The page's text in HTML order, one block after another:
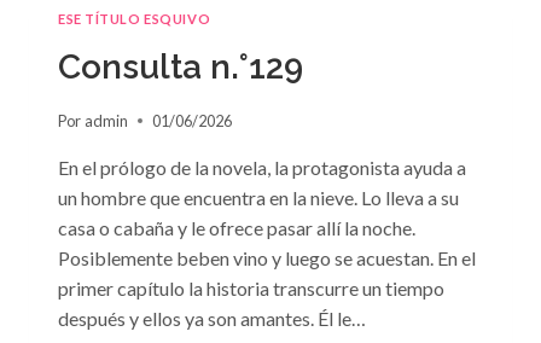
ESE TÍTULO ESQUIVO
Consulta n.°129
Por admin 01/06/2026
En el prólogo de la novela, la protagonista ayuda a
un hombre que encuentra en la nieve. Lo lleva a su
casa o cabaña y le ofrece pasar allí la noche.
Posiblemente beben vino y luego se acuestan. En el
primer capítulo la historia transcurre un tiempo
después y ellos ya son amantes. Él le…